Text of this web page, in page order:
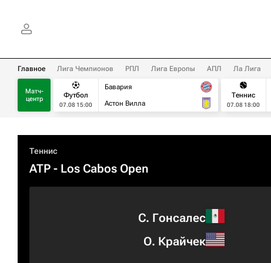
Главное Лига Чемпионов РПЛ Лига Европы АПЛ Ла Лига
Матч-
центр
Футбол
07.08 15:00
Бавария
Астон Вилла
Теннис
07.08 18:00
Теннис
ATP - Los Cabos Open
С. Гонсалес
О. Крайчек